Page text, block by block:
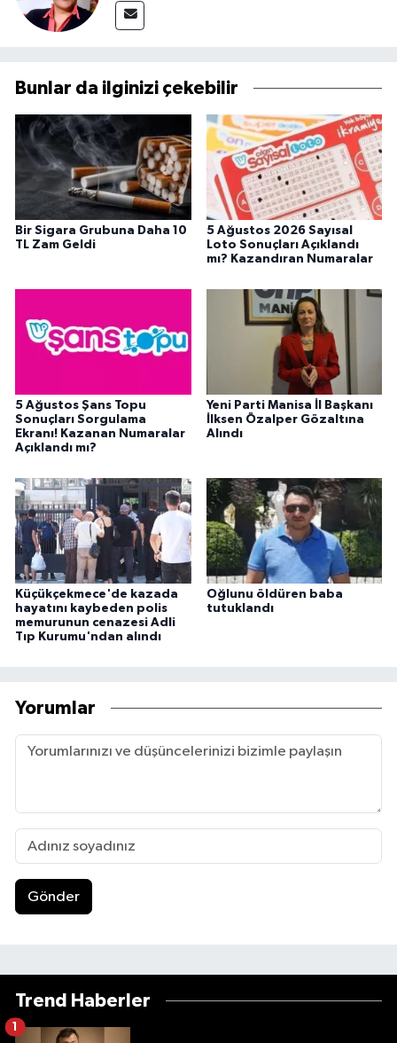
Bunlar da ilginizi çekebilir
Bir Sigara Grubuna Daha 10
TL Zam Geldi
5 Ağustos 2026 Sayısal
Loto Sonuçları Açıklandı
mı? Kazandıran Numaralar
5 Ağustos Şans Topu
Sonuçları Sorgulama
Ekranı! Kazanan Numaralar
Açıklandı mı?
Yeni Parti Manisa İl Başkanı
İlksen Özalper Gözaltına
Alındı
Küçükçekmece'de kazada
hayatını kaybeden polis
memurunun cenazesi Adli
Tıp Kurumu'ndan alındı
Oğlunu öldüren baba
tutuklandı
Yorumlar
Gönder
Trend Haberler
1